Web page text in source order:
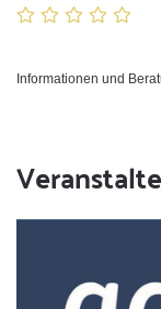
Informationen und